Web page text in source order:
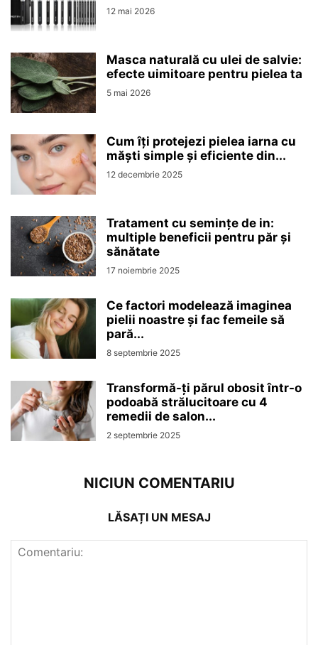
12 mai 2026
Masca naturală cu ulei de salvie:
efecte uimitoare pentru pielea ta
5 mai 2026
Cum îți protejezi pielea iarna cu
măști simple și eficiente din...
12 decembrie 2025
Tratament cu semințe de in:
multiple beneficii pentru păr și
sănătate
17 noiembrie 2025
Ce factori modelează imaginea
pielii noastre și fac femeile să
pară...
8 septembrie 2025
Transformă-ți părul obosit într-o
podoabă strălucitoare cu 4
remedii de salon...
2 septembrie 2025
NICIUN COMENTARIU
LĂSAȚI UN MESAJ